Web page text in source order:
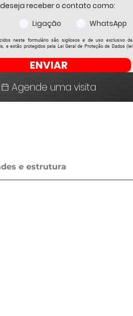
receber o contato como:
Ligação WhatsApp
neste formulário são sigilosos e de uso exclusivo da
e estão protegidos pela Lei Geral de Proteção de Dados (lei
ENVIAR
Agende uma visita
e estrutura